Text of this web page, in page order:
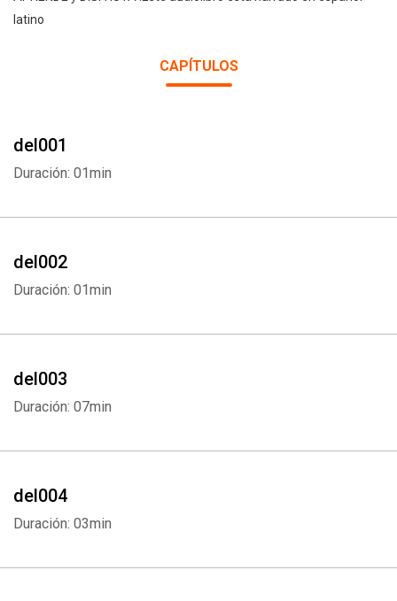
latino
CAPÍTULOS
del001
Duración: 01min
del002
Duración: 01min
del003
Duración: 07min
del004
Duración: 03min